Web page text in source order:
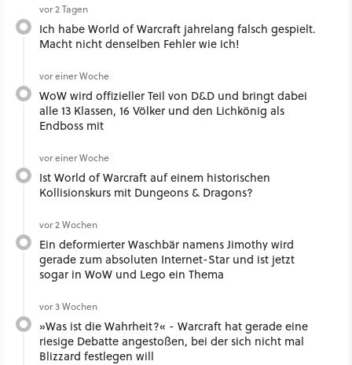
vor 2 Tagen
Ich habe World of Warcraft jahrelang falsch gespielt.
Macht nicht denselben Fehler wie ich!
vor einer Woche
WoW wird offizieller Teil von D&D und bringt dabei
alle 13 Klassen, 16 Völker und den Lichkönig als
Endboss mit
vor einer Woche
Ist World of Warcraft auf einem historischen
Kollisionskurs mit Dungeons & Dragons?
vor 2 Wochen
Ein deformierter Waschbär namens Jimothy wird
gerade zum absoluten Internet-Star und ist jetzt
sogar in WoW und Lego ein Thema
vor 3 Wochen
»Was ist die Wahrheit?« - Warcraft hat gerade eine
riesige Debatte angestoßen, bei der sich nicht mal
Blizzard festlegen will